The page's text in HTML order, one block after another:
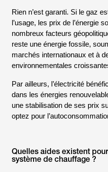
Rien n’est garanti. Si le gaz
l’usage, les prix de l’énergie
nombreux facteurs
reste une énergie fossile,
marchés internationaux et à
environnementales
Par ailleurs, l’électricité
dans les énergies
une stabilisation de ses prix
optez pour
Quelles aides existent
système de chauffage ?